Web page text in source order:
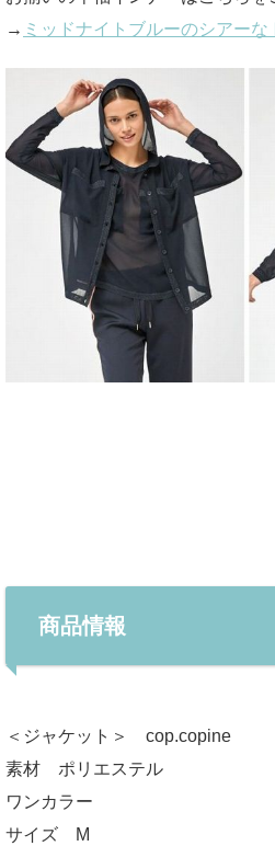
→ ミッドナイトブルーのシアーな
商品情報
＜ジャケット＞ cop.copine
素材 ポリエステル
ワンカラー
サイズ M